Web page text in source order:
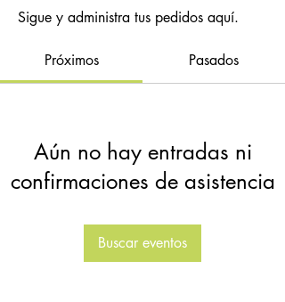
Sigue y administra tus pedidos aquí.
Próximos Pasados
Aún no hay entradas ni
confirmaciones de asistencia
Buscar eventos